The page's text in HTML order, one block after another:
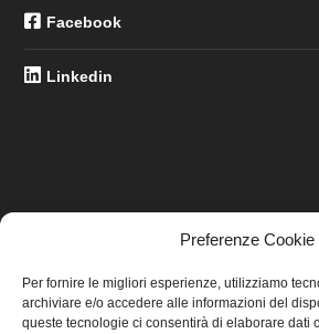
Preferenze Cookie
Per fornire le migliori esperienze, utilizziamo
archiviare e/o accedere alle informazioni del
queste tecnologie ci consentirà di elaborare dati
Facebook
Linkedin
Home